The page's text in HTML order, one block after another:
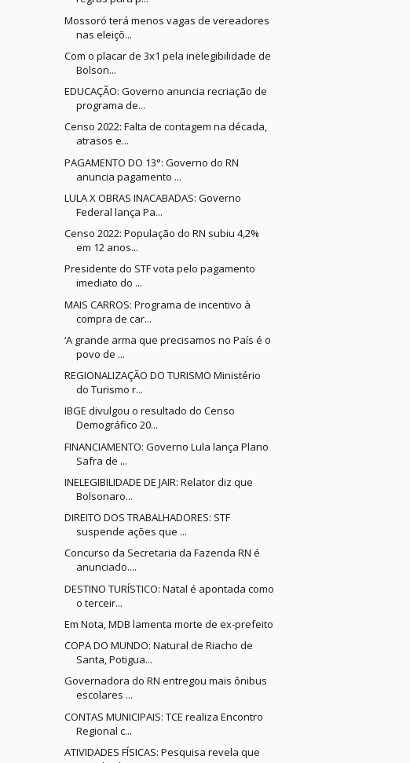
Mossoró terá menos vagas de vereadores
nas eleiçõ...
Com o placar de 3x1 pela inelegibilidade de
Bolson...
EDUCAÇÃO: Governo anuncia recriação de
programa de...
Censo 2022: Falta de contagem na década,
atrasos e...
PAGAMENTO DO 13°: Governo do RN
anuncia pagamento ...
LULA X OBRAS INACABADAS: Governo
Federal lança Pa...
Censo 2022: População do RN subiu 4,2%
em 12 anos...
Presidente do STF vota pelo pagamento
imediato do ...
MAIS CARROS: Programa de incentivo à
compra de car...
‘A grande arma que precisamos no País é o
povo de ...
REGIONALIZAÇÃO DO TURISMO Ministério
do Turismo r...
IBGE divulgou o resultado do Censo
Demográfico 20...
FINANCIAMENTO: Governo Lula lança Plano
Safra de ...
INELEGIBILIDADE DE JAIR: Relator diz que
Bolsonaro...
DIREITO DOS TRABALHADORES: STF
suspende ações que ...
Concurso da Secretaria da Fazenda RN é
anunciado....
DESTINO TURÍSTICO: Natal é apontada como
o terceir...
Em Nota, MDB lamenta morte de ex-prefeito
COPA DO MUNDO: Natural de Riacho de
Santa, Potigua...
Governadora do RN entregou mais ônibus
escolares ...
CONTAS MUNICIPAIS: TCE realiza Encontro
Regional c...
ATIVIDADES FÍSICAS: Pesquisa revela que